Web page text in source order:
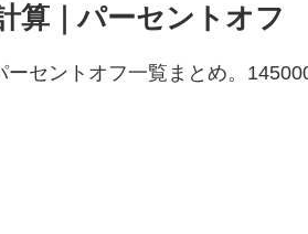
算｜パーセントオフ
セントオフ一覧まとめ。